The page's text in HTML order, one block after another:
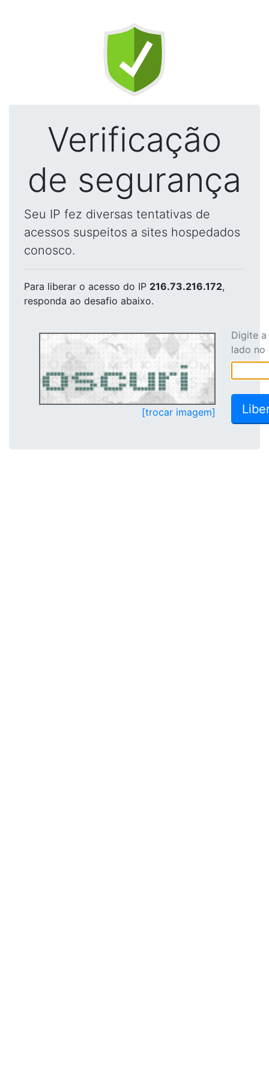
Verificação
de segurança
Seu IP fez diversas tentativas de
acessos suspeitos a sites hospedados
conosco.
Para liberar o acesso do IP 216.73.216.172,
responda ao desafio abaixo.
[trocar imagem]
Digite
lado no